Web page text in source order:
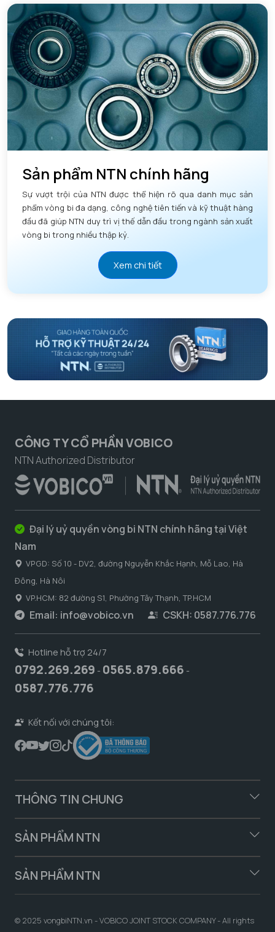
Sản phẩm NTN chính hãng
Sự vượt trội của NTN được thể hiện rõ qua danh mục sản
phẩm vòng bi đa dạng, công nghệ tiên tiến và kỹ thuật hàng
đầu đã giúp NTN duy trì vị thế dẫn đầu trong ngành sản xuất
vòng bi trong nhiều thập kỷ.
Xem chi tiết
CÔNG TY CỔ PHẦN VOBICO
NTN Authorized Distributor
Đại lý uỷ quyền vòng bi NTN chính hãng tại Việt
Nam
VPGD: Số 10 - DV2, đường Nguyễn Khắc Hạnh, Mỗ Lao, Hà
Đông, Hà Nôi
VP.HCM: 82 đường S1, Phường Tây Thạnh, TP.HCM
Email: info@vobico.vn CSKH: 0587.776.776
Hotline hỗ trợ 24/7
0792.269.269 - 0565.879.666 -
0587.776.776
Kết nối với chúng tôi:
THÔNG TIN CHUNG
SẢN PHẨM NTN
SẢN PHẨM NTN
© 2025 vongbiNTN.vn - VOBICO JOINT STOCK COMPANY - All rights